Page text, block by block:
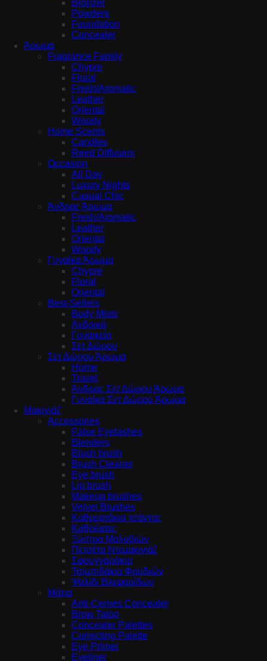
Bronzer
Powders
Foundation
Concealer
Άρωμα
Fragrance Family
Chypre
Floral
Fresh/Aromatic
Leather
Oriental
Woody
Home Scents
Candles
Reed Diffusers
Occasion
All Day
Luxury Nights
Casual Chic
Άνδρας Άρωμα
Fresh/Aromatic
Leather
Oriental
Woody
Γυναίκα Άρωμα
Chypre
Floral
Oriental
Best-Sellers
Body Mists
Ανδρικά
Γυναικεία
Σετ Δώρου
Σετ Δώρου Άρωμα
Home
Travel
Άνδρας Σετ Δώρου Άρωμα
Γυναίκα Σετ Δώρου Άρωμα
Μακιγιάζ
Accessories
False Eyelashes
Blenders
Blush brush
Brush Cleaner
Eye brush
Lip brush
Makeup brushes
Velvet Brushes
Καθρεφτάκια τσάντας
Καθρέφτες
Ξύστρα Μολυβιών
Πετσέτα Ντεμακιγιάζ
Σφουγγαράκια
Τσιμπιδάκια Φρυδιών
Ψαλίδι Βλεφαρίδων
Μάτια
Anti-Cernes Concealer
Brow Tatoo
Concealer Palettes
Correcting Palette
Eye Primer
Eyeliner